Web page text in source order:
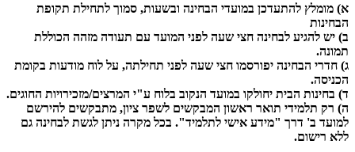
א) מומלץ להתעדכן במועדי הבחינה ובשעות, סמוך לתחילת תקופת
הבחינות
ב) יש להגיע לבחינה חצי שעה לפני המועד עם תעודה מזהה הכוללת
תמונה.
ג) חדרי הבחינה יפורסמו חצי שעה לפני תחילתה, על לוח מודעות בקומת
הכניסה.
ד) בחינות הבית יחולקו במועד הנקוב בלוח ע"י המרצים/מזכירויות החוגים.
ה) רק תלמידי תואר ראשון המבקשים לשפר ציון, מתבקשים להירשם
למועד ב' דרך "מידע אישי לתלמיד". בכל מקרה ניתן לגשת לבחינה גם
ללא רישום.